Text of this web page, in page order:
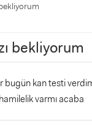
bekliyorum
bugün kan testi
varmı acaba